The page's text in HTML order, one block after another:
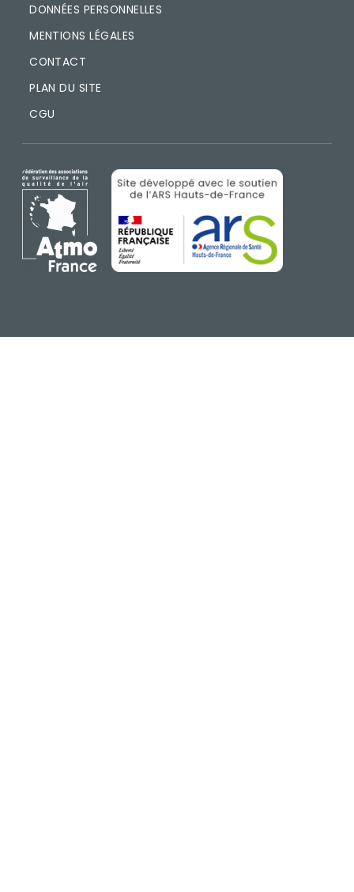
DONNÉES PERSONNELLES
MENTIONS LÉGALES
CONTACT
PLAN DU SITE
CGU
IMAGE IMAGE